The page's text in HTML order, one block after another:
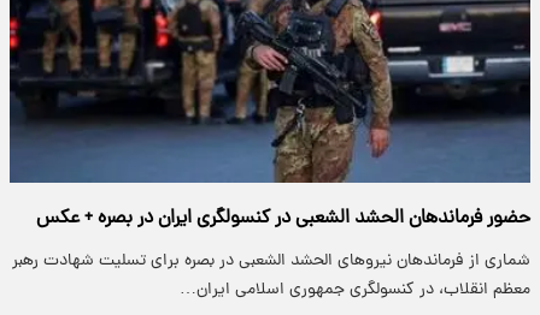
حضور فرماندهان الحشد الشعبی در کنسولگری ایران در بصره + عکس
شماری از فرماندهان نیروهای الحشد الشعبی در بصره برای تسلیت شهادت رهبر
معظم انقلاب، در کنسولگری جمهوری اسلامی ایران…